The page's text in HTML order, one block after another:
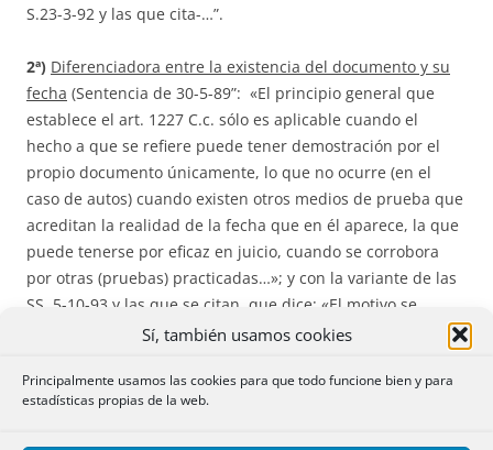
Sí, también usamos cookies
Principalmente usamos las cookies para que todo funcione bien y para
estadísticas propias de la web.
S.23-3-92 y las que cita-…”.
2ª) Diferenciadora entre la existencia del documento y su
fecha (Sentencia de 30-5-89”: «El principio general que
establece el art. 1227 C.c. sólo es aplicable cuando el
hecho a que se refiere puede tener demostración por el
propio documento únicamente, lo que no ocurre (en el
caso de autos) cuando existen otros medios de prueba que
acreditan la realidad de la fecha que en él aparece, la que
puede tenerse por eficaz en juicio, cuando se corrobora
por otras (pruebas) practicadas…»; y con la variante de las
SS. 5-10-93 y las que se citan, que dice: «El motivo se
desestima en virtud de la constante doctrina de esta Sala,
consten por otros medios la realidad y certeza de la fecha
del documento privado, sin que sea posible aplicar este